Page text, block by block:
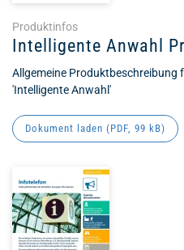
Produktinfos
Intelligente Anwahl
Allgemeine Produktbeschreibung
'Intelligente Anwahl'
Dokument laden (PDF, 99 kB)